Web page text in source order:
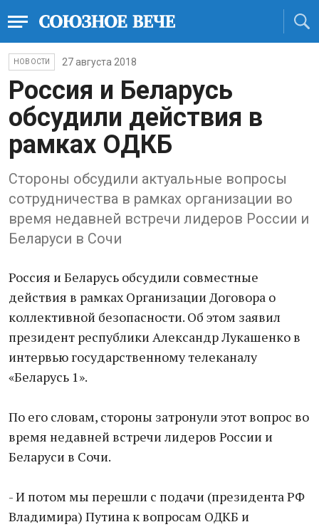
НОВОСТИ 27 августа 2018
Россия и Беларусь
обсудили действия в
рамках ОДКБ
Стороны обсудили актуальные вопросы
сотрудничества в рамках организации во
время недавней встречи лидеров России и
Беларуси в Сочи
Россия и Беларусь обсудили совместные
действия в рамках Организации Договора о
коллективной безопасности. Об этом заявил
президент республики Александр Лукашенко в
интервью государственному телеканалу
«Беларусь 1».
По его словам, стороны затронули этот вопрос во
время недавней встречи лидеров России и
Беларуси в Сочи.
- И потом мы перешли с подачи (президента РФ
Владимира) Путина к вопросам ОДКБ и